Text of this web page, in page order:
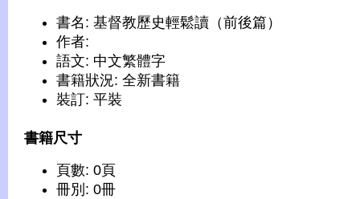
書名: 基督教歷史輕鬆讀（前後篇）
作者:
語文: 中文繁體字
書籍狀況: 全新書籍
裝訂: 平裝
書籍尺寸
頁數: 0頁
冊別: 0冊